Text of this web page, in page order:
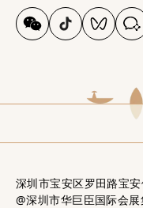
深圳市宝安区罗田路宝
@深圳市华巨臣国际会